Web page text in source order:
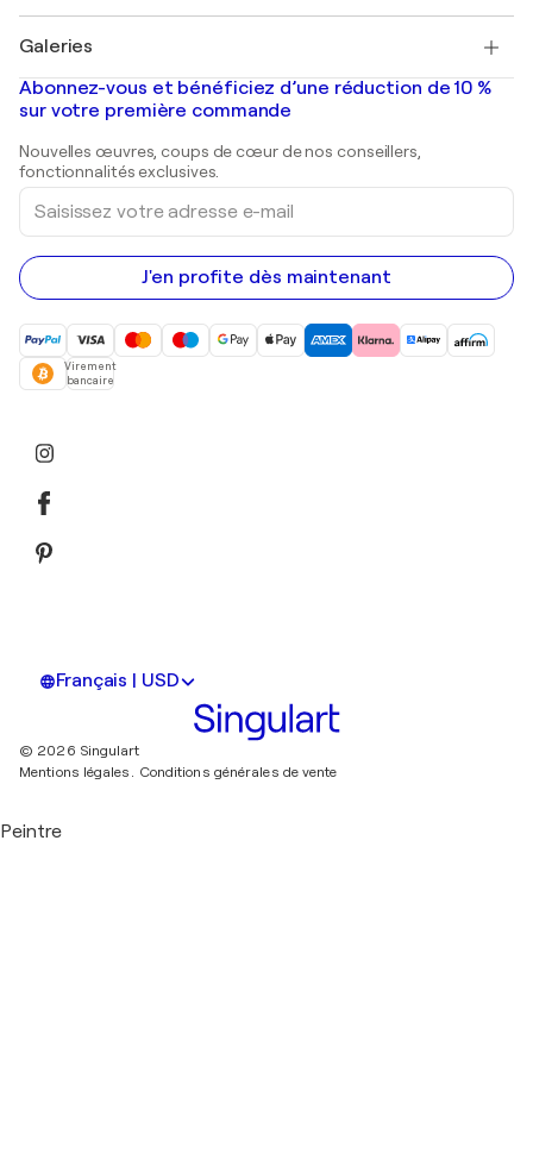
Banksy
Mr. Brainwash
Shepard Fairey
Tableaux abstraits à vendre
Peintures de paysage
Estampes
Peintures acryliques
Galeries
Galeries d'art en France
Galeries d'art en Belgique
Abonnez-vous et bénéficiez d’une réduction de 10 %
sur votre première commande
Nouvelles œuvres, coups de cœur de nos conseillers,
fonctionnalités exclusives.
Saisissez
votre
adresse
e-
mail
J'en profite dès maintenant
Virement
bancaire
Français | USD
© 2026 Singulart
Mentions légales. Conditions générales de vente
Peintre